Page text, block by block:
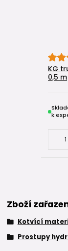
KG
0,5 m
k
Zboží
Kotvící
Prostupy